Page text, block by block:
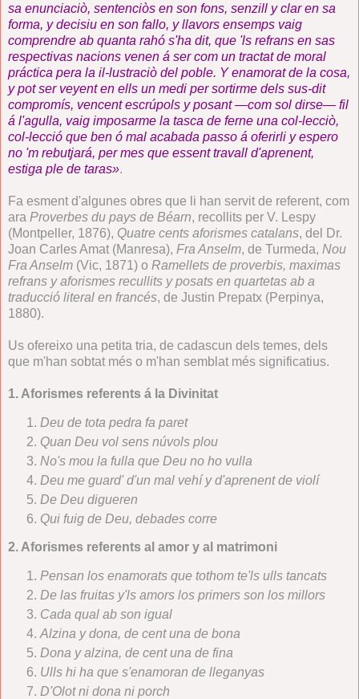
sa enunciaciò, sentenciòs en son fons, senzill y clar en sa
forma, y decisiu en son fallo, y llavors ensemps vaig
comprendre ab quanta rahó s'ha dit, que 'ls refrans en sas
respectivas nacions venen á ser com un tractat de moral
práctica pera la il-lustraciò del poble. Y enamorat de la cosa,
y pot ser veyent en ells un medi per sortirme dels sus-dit
compromís, vencent escrúpols y posant —com sol dirse— fil
á l'agulla, vaig imposarme la tasca de ferne una col-lecciò,
col-lecció que ben ó mal acabada passo á oferirli y espero
no 'm rebutjará, per mes que essent travall d'aprenent,
estiga ple de taras».
Fa esment d'algunes obres que li han servit de referent, com
ara Proverbes du pays de Béarn, recollits per V. Lespy
(Montpeller, 1876), Quatre cents aforismes catalans, del Dr.
Joan Carles Amat (Manresa), Fra Anselm, de Turmeda, Nou
Fra Anselm (Vic, 1871) o Ramellets de proverbis, maximas
refrans y aforismes recullits y posats en quartetas ab a
traducció literal en francés, de Justin Prepatx (Perpinya,
1880).
Us ofereixo una petita tria, de cadascun dels temes, dels
que m'han sobtat més o m'han semblat més significatius.
1. Aforismes referents á la Divinitat
Deu de tota pedra fa paret
Quan Deu vol sens núvols plou
No's mou la fulla que Deu no ho vulla
Deu me guard' d'un mal vehí y d'aprenent de violí
De Deu digueren
Qui fuig de Deu, debades corre
2. Aforismes referents al amor y al matrimoni
Pensan los enamorats que tothom te'ls ulls tancats
De las fruitas y'ls amors los primers son los millors
Cada qual ab son igual
Alzina y dona, de cent una de bona
Dona y alzina, de cent una de fina
Ulls hi ha que s'enamoran de lleganyas
D'Olot ni dona ni porch